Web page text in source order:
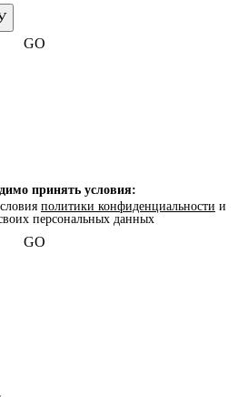
GO
принять условия:
политики конфиденциальности и
персональных данных
GO